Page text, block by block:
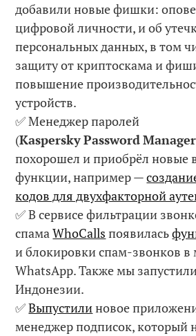
добавили новые фишки:
цифровой личности, и об
персональных данных, в том
защиту от криптоскама и
повышение
устройств.
✅ Менеджер паролей
(KasperskyPasswordManager
похорошел и приобрёл новые
функции, например —
кодов для двухфакторной
✅ В сервисе фильтрации
спамаWhoCalls появилась
и блокировки спам-звонков в
WhatsApp. Также мы
Индонезии.
✅Выпустилиновое
менеджер подписок, который